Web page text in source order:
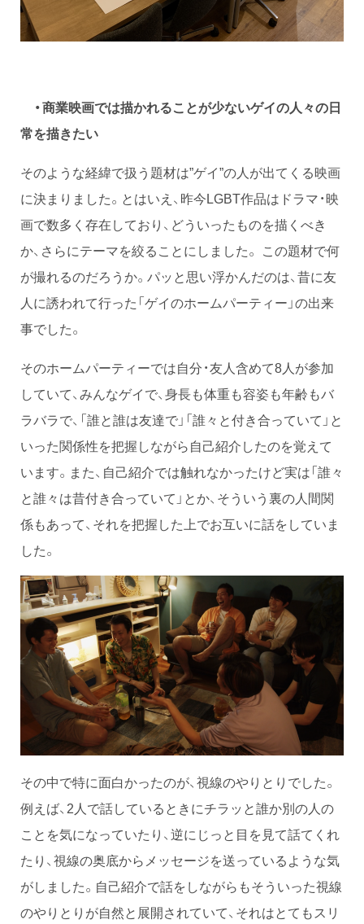
・商業映画では描かれることが少ないゲイの人々の日
常を描きたい
そのような経緯で扱う題材は”ゲイ”の人が出てくる映画
に決まりました。とはいえ、昨今LGBT作品はドラマ・映
画で数多く存在しており、どういったものを描くべき
か、さらにテーマを絞ることにしました。 この題材で何
が撮れるのだろうか。パッと思い浮かんだのは、昔に友
人に誘われて行った「ゲイのホームパーティー」の出来
事でした。
そのホームパーティーでは自分・友人含めて8人が参加
していて、みんなゲイで、身長も体重も容姿も年齢もバ
ラバラで、「誰と誰は友達で」「誰々と付き合っていて」と
いった関係性を把握しながら自己紹介したのを覚えて
います。また、自己紹介では触れなかったけど実は「誰々
と誰々は昔付き合っていて」とか、そういう裏の人間関
係もあって、それを把握した上でお互いに話をしていま
した。
その中で特に面白かったのが、視線のやりとりでした。
例えば、2人で話しているときにチラッと誰か別の人の
ことを気になっていたり、逆にじっと目を見て話てくれ
たり、視線の奥底からメッセージを送っているような気
がしました。自己紹介で話をしながらもそういった視線
のやりとりが自然と展開されていて、それはとてもスリ